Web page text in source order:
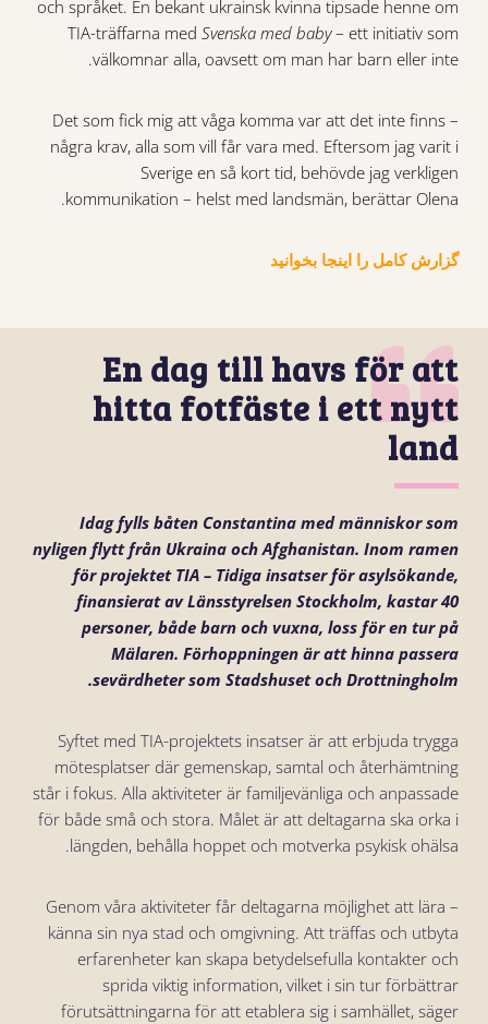
och språket. En bekant ukrainsk kvinna tipsade henne om
TIA-träffarna medSvenska med baby– ett initiativ som
välkomnar alla, oavsett om man har barn eller inte.
– Det som fick mig att våga komma var att det inte finns
några krav, alla som vill får vara med. Eftersom jag varit i
Sverige en så kort tid, behövde jag verkligen
kommunikation – helst med landsmän, berättar Olena.
گزارش کامل را اینجا بخوانید
En dag till havs för att
hitta fotfäste i ett nytt
land
Idag fylls båten Constantina med människor som
nyligen flytt från Ukraina och Afghanistan. Inom ramen
för projektet TIA – Tidiga insatser för asylsökande,
finansierat av Länsstyrelsen Stockholm, kastar 40
personer, både barn och vuxna, loss för en tur på
Mälaren. Förhoppningen är att hinna passera
sevärdheter som Stadshuset och Drottningholm.
Syftet med TIA-projektets insatser är att erbjuda trygga
mötesplatser där gemenskap, samtal och återhämtning
står i fokus. Alla aktiviteter är familjevänliga och anpassade
för både små och stora. Målet är att deltagarna ska orka i
längden, behålla hoppet och motverka psykisk ohälsa.
– Genom våra aktiviteter får deltagarna möjlighet att lära
känna sin nya stad och omgivning. Att träffas och utbyta
erfarenheter kan skapa betydelsefulla kontakter och
sprida viktig information, vilket i sin tur förbättrar
förutsättningarna för att etablera sig i samhället, säger